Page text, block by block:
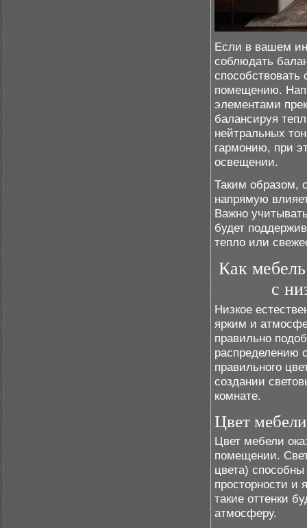
Если в вашем
соблюдать
способствовать
помещению.
элементами
балансируя
нейтральных
гармонию, при
освещении.
Таким образом,
напрямую
Важно
будет
тепло или
Как
с
Низкое
ярким и
правильно
распределению
правильного
создании
комнате.
Цвет
Цвет мебели
помещении.
цвета)
просторности и
такие оттенки
атмосферу.